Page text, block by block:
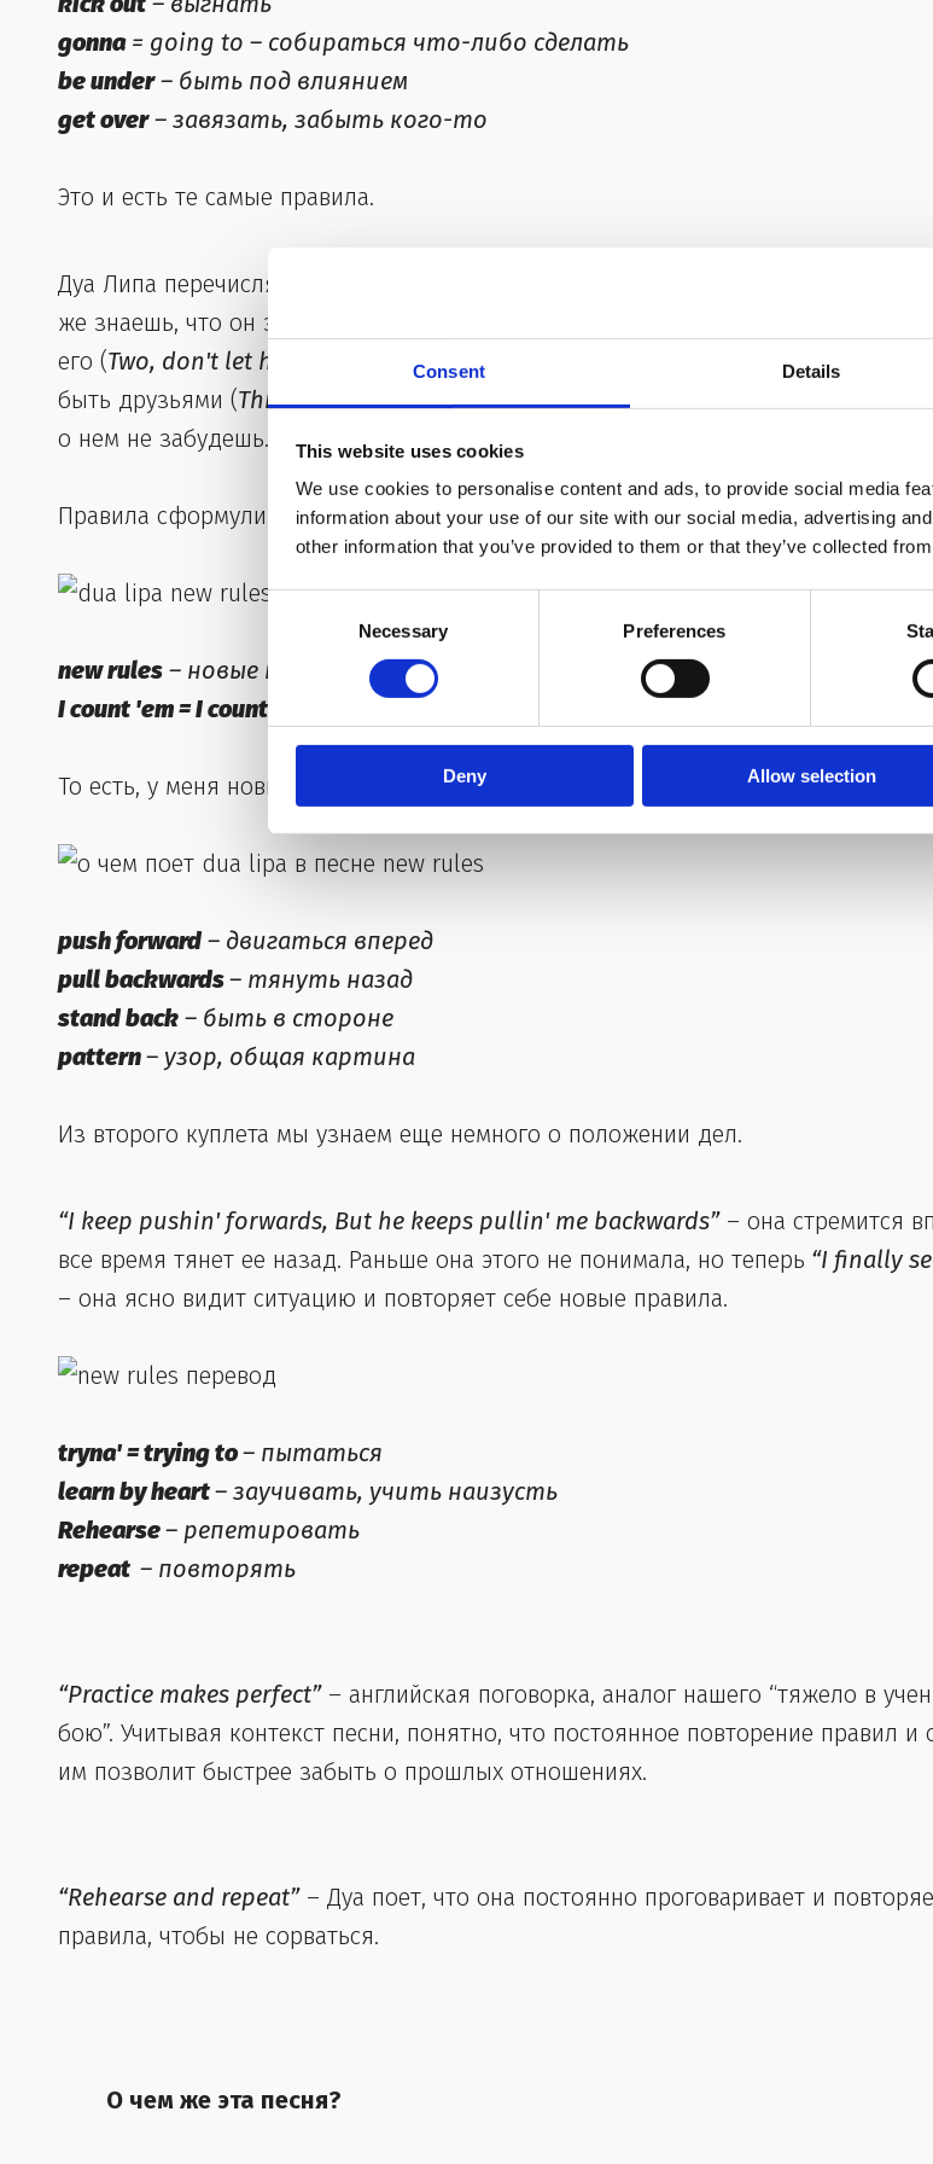
Consent Details
This website uses cookies
We use cookies to personalise content and ads, to provide social media
information about your use of our site with our social media, advertising
other information that you’ve provided to them or that they’ve collected
Consent
Necessary Preferences
Deny Allow selection
gonna= going to – собираться что-либо сделать
be under– быть под влиянием
get over– завязать, забыть кого-то
Это и есть те самые правила.
Дуа Липа перечисляет их:
же знаешь, что он звонит тебе только когда ему скучно или он пьян;
его (Two, don't let him in ) и постарайся побыстрее от него избавиться;третье
быть друзьями (Three, don't be his friend). Потому что, пока ты хоть как то
о нем не забудешь.
Правила сформулированы, и Дуа поет дальше:
new rules – новые правила
I count 'em = I count them
То есть, у меня новые правила, я их перечисляю.
push forward– двигаться вперед
pull backwards– тянуть назад
stand back – быть в стороне
pattern– узор, общая картина
Из второго куплета мы узнаем еще немного о положении дел.
“I keep pushin' forwards, But he keeps pullin' me backwards”– она стремится
все время тянет ее назад. Раньше она этого не понимала, но теперь “I finally
– она ясно видит ситуацию и повторяет себе новые правила.
tryna' = trying to– пытаться
learn by heart– заучивать, учить наизусть
Rehearse– репетировать
repeat – повторять
“Practice makes perfect”– английская поговорка, аналог нашего “тяжело в
бою”. Учитывая контекст песни, понятно, что постоянное повторение правил и
им позволит быстрее забыть о прошлых отношениях.
“Rehearse and repeat”– Дуа поет, что она постоянно проговаривает и
правила, чтобы не сорваться.
О чем же эта песня?